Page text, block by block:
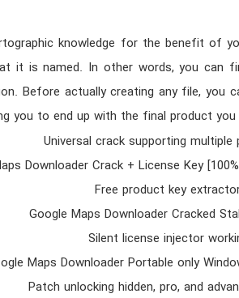
knowledge for the benefit of
it is named. In other words, you can
Before actually creating any file, you
you to end up with the final product
Universal crack supporting
Downloader Crack + License Key
Free product key
Google Maps Downloader Cracked
Silent license injector
Maps Downloader Portable only
Patch unlocking hidden, pro, and